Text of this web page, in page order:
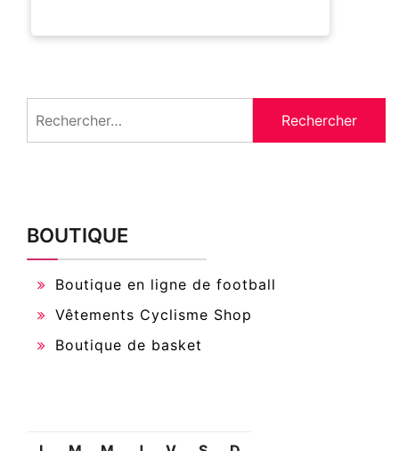
BOUTIQUE
Boutique en ligne de football
Vêtements Cyclisme Shop
Boutique de basket